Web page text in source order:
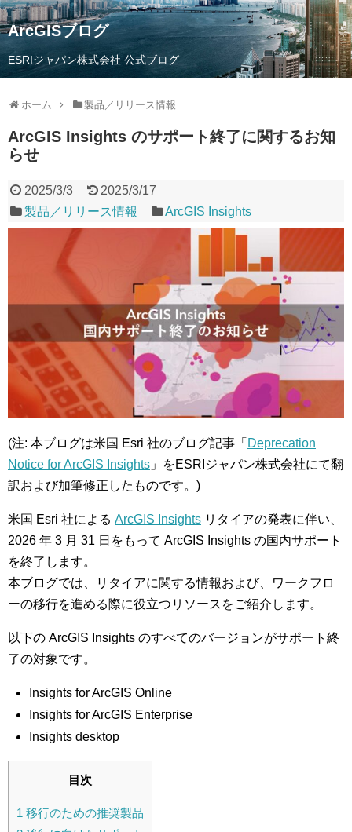
ArcGISブログ
ESRIジャパン株式会社 公式ブログ
ホーム 製品／リリース情報
ArcGIS Insights のサポート終了に関するお知
らせ
2025/3/3
2025/3/17
製品／リリース情報
ArcGIS Insights
(注: 本ブログは米国 Esri 社のブログ記事「 Deprecation
Notice for ArcGIS Insights 」をESRIジャパン株式会社にて翻
訳および加筆修正したものです。)
米国 Esri 社による ArcGIS Insights リタイアの発表に伴い、
2026 年 3 月 31 日をもって ArcGIS Insights の国内サポート
を終了します。
本ブログでは、リタイアに関する情報および、ワークフロ
ーの移行を進める際に役立つリソースをご紹介します。
以下の ArcGIS Insights のすべてのバージョンがサポート終
了の対象です。
Insights for ArcGIS Online
Insights for ArcGIS Enterprise
Insights desktop
目次
1 移行のための推奨製品